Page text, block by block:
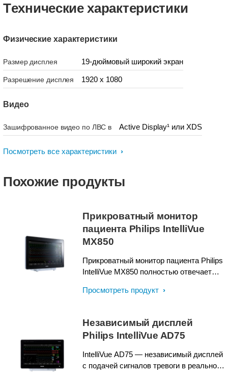
Tехнические характеристики
Физические характеристики
Размер дисплея 19-дюймовый широкий экран
Разрешение дисплея 1920 x 1080
Видео
Зашифрованное видео по ЛВС в Active Display¹ или XDS
Посмотреть все характеристики
Похожие продукты
Прикроватный монитор
пациента Philips IntelliVue
MX850
Прикроватный монитор пациента Philips
IntelliVue MX850 полностью отвечает
обеспечении безопасности
Это современный монитор
премиального класса с проекционно-
емкостным сенсорным дисплеем
диагональю 22 дюйма, который
обладает усовершенствованными
Просмотреть продукт
Независимый дисплей
Philips IntelliVue AD75
IntelliVue AD75 — независимый дисплей
с подачей сигналов тревоги в реальном